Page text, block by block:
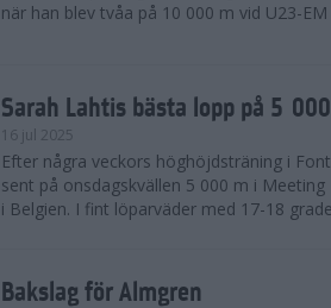
när han blev tvåa på 10 000 m vid U23-
Sarah Lahtis bästa lopp på 5
16 jul 2025
Efter några veckors höghöjdsträning i
sent på onsdagskvällen 5 000 m i
i Belgien. I fint löparväder med 17-18
Bakslag för Almgren